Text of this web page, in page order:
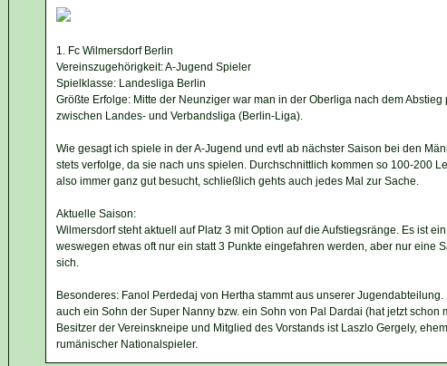
1. Fc Wilmersdorf Berlin
Vereinszugehörigkeit: A-Jugend Spieler
Spielklasse: Landesliga Berlin
Größte Erfolge: Mitte der Neunziger war man in der Oberliga nach dem
zwischen Landes- und Verbandsliga (Berlin-Liga).
Wie gesagt ich spiele in der A-Jugend und evtl ab nächster Saison bei den
stets verfolge, da sie nach uns spielen. Durchschnittlich kommen so 100-200
also immer ganz gut besucht, schließlich gehts auch jedes Mal zur Sache.
Aktuelle Saison:
Wilmersdorf steht aktuell auf Platz 3 mit Option auf die Aufstiegsränge. Es ist
weswegen etwas oft nur ein statt 3 Punkte eingefahren werden, aber nur eine
sich.
Besonderes: Fanol Perdedaj von Hertha stammt aus unserer
auch ein Sohn der Super Nanny bzw. ein Sohn von Pal Dardai (hat jetzt schon
Besitzer der Vereinskneipe und Mitglied des Vorstands ist Laszlo Gergely,
rumänischer Nationalspieler.